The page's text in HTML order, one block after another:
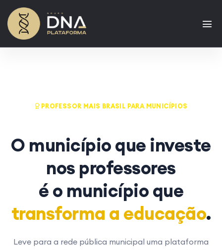
PROFESSOR MAIS BRASIL PARA MUNICÍPIOS
O município que investe
nos professores
é o município que
transforma a educação.
Leve para a rede pública municipal uma plataforma